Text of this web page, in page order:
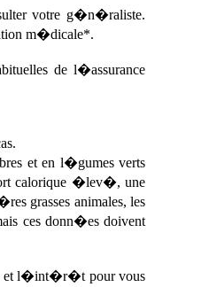
votre g�n�raliste.
m�dicale*.
de l�assurance
et en l�gumes verts
calorique �lev�, une
grasses animales, les
ces donn�es doivent
et l�int�r�t pour vous